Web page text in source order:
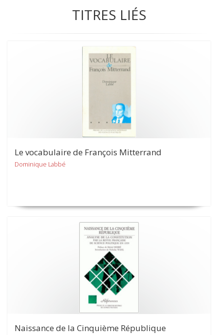
TITRES LIÉS
Le vocabulaire de François Mitterrand
Dominique Labbé
Naissance de la Cinquième République